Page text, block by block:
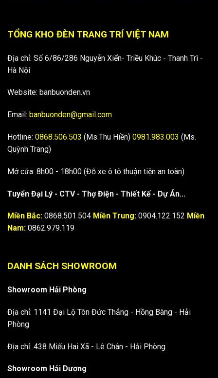
TỔNG KHO ĐÈN TRANG TRÍ VIỆT NAM
Địa chỉ: Số 6/86/286 Nguyễn Xiển- Triều Khúc - Thanh Trì -
Hà Nội
Website: banbuonden.vn
Email: banbuonden@gmail.com
Hotline: 0868.506.503 (Ms.Thu Hiền) 0981.983.003 (Ms.
Quỳnh Trang)
Mở cửa: 8h00 - 18h00 (Đỗ xe ô tô thuận tiện an toàn)
Tuyển Đại Lý - CTV - Thợ Điện - Thiết Kế - Dự Án...
Miền Bắc: 0868.501.504 Miền Trung: 0904.122.152 Miền
Nam: 0862.979.119
DANH SÁCH SHOWROOM
Showroom Hải Phòng
Địa chỉ: 1141 Đại Lộ Tôn Đức Thắng - Hồng Bàng - Hải
Phòng
Địa chỉ: 438 Miếu Hai Xã - Lê Chân - Hải Phòng
Showroom Hải Dương